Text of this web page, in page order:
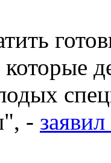
которые
-